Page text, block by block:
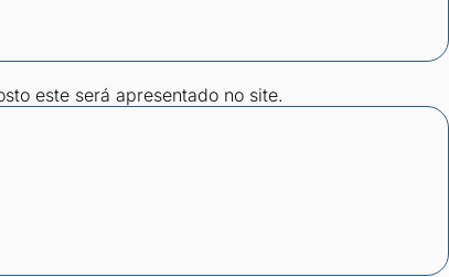
este será apresentado no site.